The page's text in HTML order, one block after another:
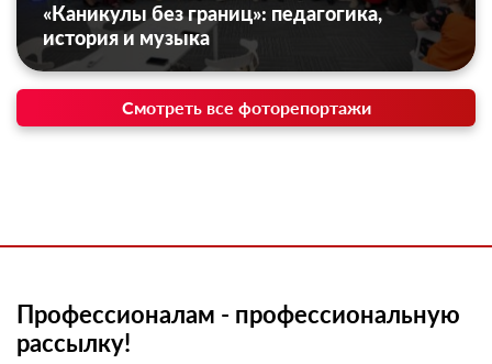
«Каникулы без границ»: педагогика,
история и музыка
Смотреть все фоторепортажи
Профессионалам - профессиональную
рассылку!